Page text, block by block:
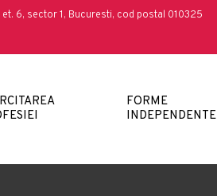
et. 6, sector 1, Bucuresti, cod postal 010325
FORME
INDEPENDENTE